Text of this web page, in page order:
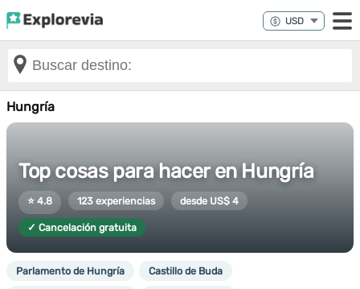
Hungría
Top cosas para hacer en Hungría
⭐ 4.8 123 experiencias desde US$ 4
✓ Cancelación gratuita
Parlamento de Hungría Castillo de Buda